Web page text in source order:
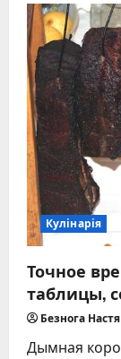
Кулінарія
Точное
таблицы,
Безнога Настя
Дымная